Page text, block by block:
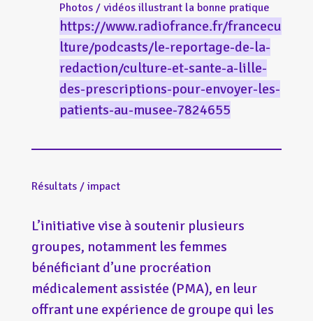
Photos / vidéos illustrant la bonne pratique
https://www.radiofrance.fr/francecu
lture/podcasts/le-reportage-de-la-
redaction/culture-et-sante-a-lille-
des-prescriptions-pour-envoyer-les-
patients-au-musee-7824655
Résultats / impact
L’initiative vise à soutenir plusieurs
groupes, notamment les femmes
bénéficiant d’une procréation
médicalement assistée (PMA), en leur
offrant une expérience de groupe qui les